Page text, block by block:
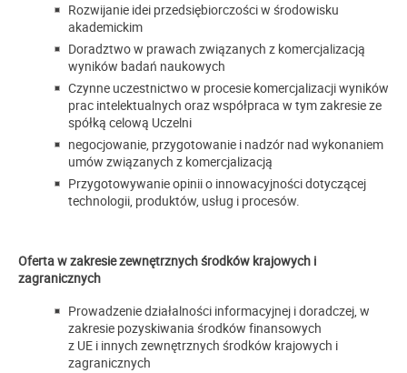
Rozwijanie idei przedsiębiorczości w środowisku
akademickim
Doradztwo w prawach związanych z komercjalizacją
wyników badań naukowych
Czynne uczestnictwo w procesie komercjalizacji wyników
prac intelektualnych oraz współpraca w tym zakresie ze
spółką celową Uczelni
negocjowanie, przygotowanie i nadzór nad wykonaniem
umów związanych z komercjalizacją
Przygotowywanie opinii o innowacyjności dotyczącej
technologii, produktów, usług i procesów.
Oferta w zakresie zewnętrznych środków krajowych i
zagranicznych
Prowadzenie działalności informacyjnej i doradczej, w
zakresie pozyskiwania środków finansowych
z UE i innych zewnętrznych środków krajowych i
zagranicznych